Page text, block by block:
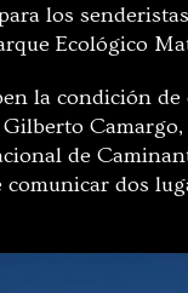
los
Ecológico
la condición
de
dos